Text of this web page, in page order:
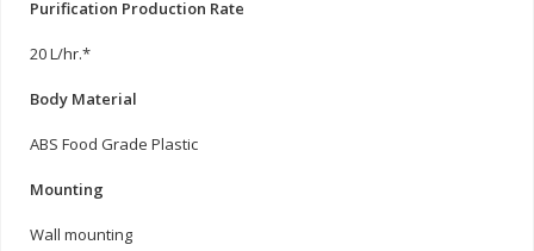
Purification Production Rate
20 L/hr.*
Body Material
ABS Food Grade Plastic
Mounting
Wall mounting